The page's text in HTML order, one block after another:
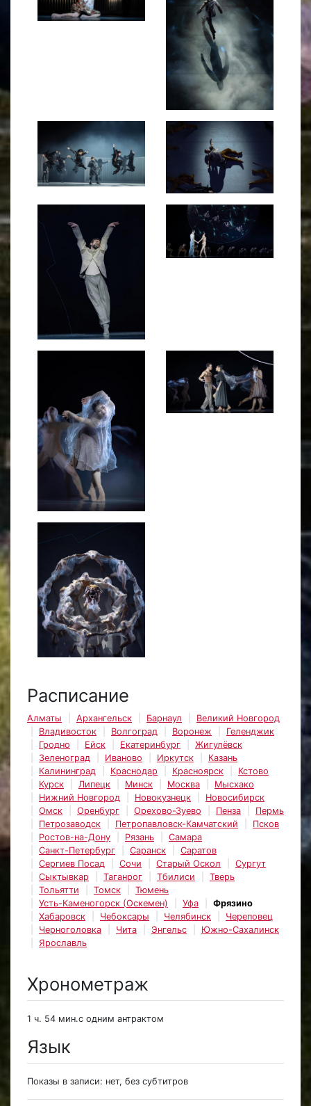
Расписание
Алматы Архангельск Барнаул
Великий Новгород
Владивосток
Волгоград Воронеж
Геленджик
Гродно
Ейск Екатеринбург
Жигулёвск
Зеленоград
Иваново Иркутск
Казань
Калининград
Краснодар Красноярск
Кстово
Курск
Липецк Минск Москва
Мысхако
Нижний Новгород
Новокузнецк
Новосибирск
Омск
Оренбург Орехово-Зуево Пенза
Пермь
Петрозаводск
Петропавловск-Камчатский
Псков
Ростов-на-Дону
Рязань
Самара
Санкт-Петербург
Саранск
Саратов
Сергиев Посад
Сочи Старый Оскол
Сургут
Сыктывкар
Таганрог Тбилиси
Тверь
Тольятти
Томск
Тюмень
Усть-Каменогорск (Оскемен)
Уфа
Фрязино
Хабаровск
Чебоксары Челябинск
Череповец
Черноголовка
Чита Энгельс
Южно-Сахалинск
Ярославль
Хронометраж
1 ч. 54 мин.с одним антрактом
Язык
Показы в записи: нет, без субтитров